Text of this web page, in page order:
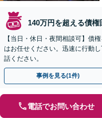
140万円を超える債権
【当日・休日・夜間相談可】債
はお任せください。迅速に行動
話ください。
事例を見る(1件)
電話でお問い合わせ